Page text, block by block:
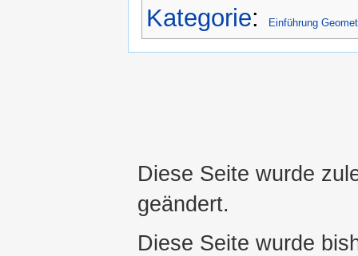
Kategorie: Einführung
Diese Seite wurde
geändert.
Diese Seite wurde